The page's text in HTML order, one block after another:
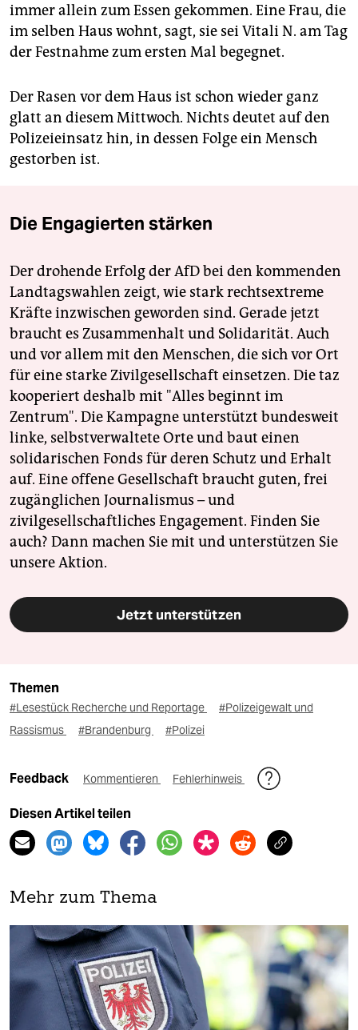
immer allein zum Essen gekommen. Eine Frau, die
im selben Haus wohnt, sagt, sie sei Vitali N. am Tag
der Festnahme zum ersten Mal begegnet.
Der Rasen vor dem Haus ist schon wieder ganz
glatt an diesem Mittwoch. Nichts deutet auf den
Polizeieinsatz hin, in dessen Folge ein Mensch
gestorben ist.
Die Engagierten stärken
Der drohende Erfolg der AfD bei den kommenden
Landtagswahlen zeigt, wie stark rechtsextreme
Kräfte inzwischen geworden sind. Gerade jetzt
braucht es Zusammenhalt und Solidarität. Auch
und vor allem mit den Menschen, die sich vor Ort
für eine starke Zivilgesellschaft einsetzen. Die taz
kooperiert deshalb mit "Alles beginnt im
Zentrum". Die Kampagne unterstützt bundesweit
linke, selbstverwaltete Orte und baut einen
solidarischen Fonds für deren Schutz und Erhalt
auf. Eine offene Gesellschaft braucht guten, frei
zugänglichen Journalismus – und
zivilgesellschaftliches Engagement. Finden Sie
auch? Dann machen Sie mit und unterstützen Sie
unsere Aktion.
Jetzt unterstützen
Themen
#Lesestück Recherche und Reportage
#Polizeigewalt und
Rassismus
#Brandenburg #Polizei
Feedback Kommentieren Fehlerhinweis
Diesen Artikel teilen
Mehr zum Thema